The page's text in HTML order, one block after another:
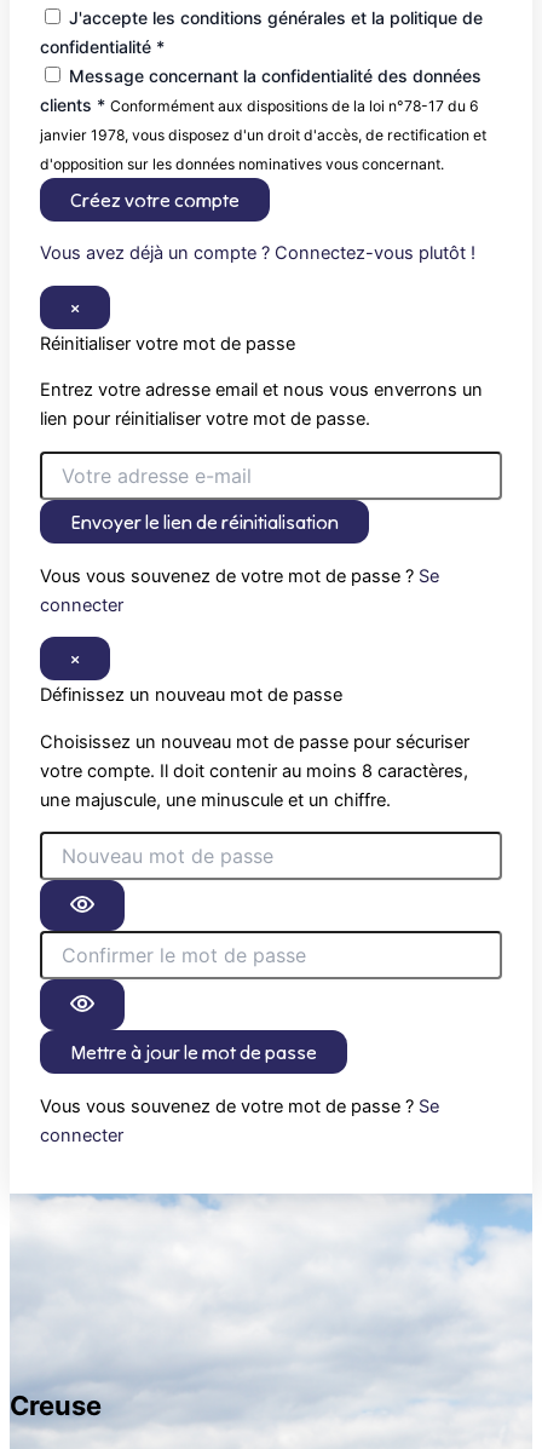
J'accepte les conditions générales et la politique de
confidentialité *
Message concernant la confidentialité des données
clients * Conformément aux dispositions de la loi n°78-17 du 6
janvier 1978, vous disposez d'un droit d'accès, de rectification et
d'opposition sur les données nominatives vous concernant.
Créez votre compte
Vous avez déjà un compte ? Connectez-vous plutôt !
×
Réinitialiser votre mot de passe
Entrez votre adresse email et nous vous enverrons un
lien pour réinitialiser votre mot de passe.
Envoyer le lien de réinitialisation
Vous vous souvenez de votre mot de passe ? Se
connecter
×
Définissez un nouveau mot de passe
Choisissez un nouveau mot de passe pour sécuriser
votre compte. Il doit contenir au moins 8 caractères,
une majuscule, une minuscule et un chiffre.
Mettre à jour le mot de passe
Vous vous souvenez de votre mot de passe ? Se
connecter
Creuse